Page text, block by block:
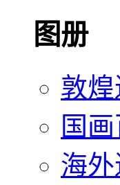
图册
敦
国
海